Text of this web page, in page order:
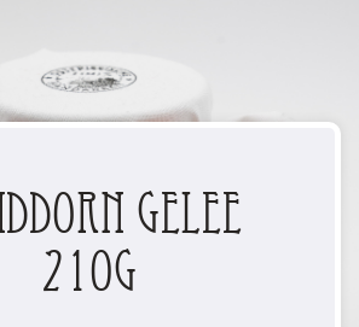
Gelee
210g